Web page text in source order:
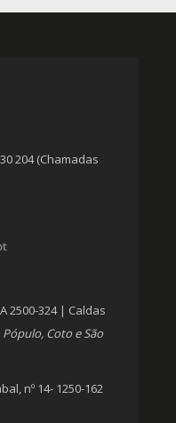
204 (Chamadas
2500-324 | Caldas
Coto e São
nº 14- 1250-162